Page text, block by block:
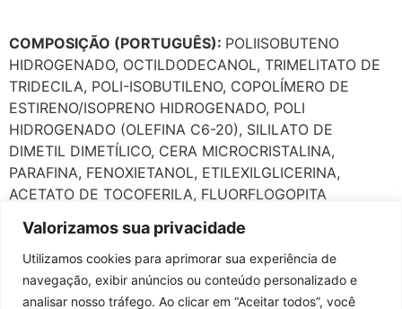
Valorizamos sua privacidade
Utilizamos cookies para aprimorar sua experiência de
navegação, exibir anúncios ou conteúdo personalizado e
analisar nosso tráfego. Ao clicar em “Aceitar todos”, você
COMPOSIÇÃO (PORTUGUÊS): POLIISOBUTENO
HIDROGENADO, OCTILDODECANOL, TRIMELITATO DE
TRIDECILA, POLI-ISOBUTILENO, COPOLÍMERO DE
ESTIRENO/ISOPRENO HIDROGENADO, POLI
HIDROGENADO (OLEFINA C6-20), SILILATO DE
DIMETIL DIMETÍLICO, CERA MICROCRISTALINA,
PARAFINA, FENOXIETANOL, ETILEXILGLICERINA,
ACETATO DE TOCOFERILA, FLUORFLOGOPITA
ÓXIDO DE ESTANHO, PERFUME.